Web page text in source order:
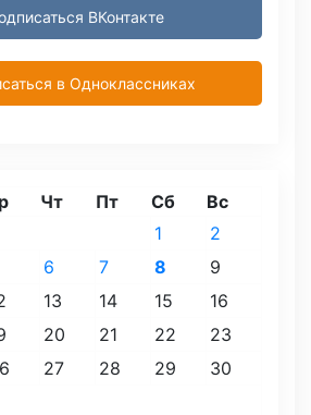
ВКонтакте
в Одноклассниках
Чт Пт Сб Вс
1
2
6 7 8
9
13 14 15
16
20 21 22
23
27 28 29
30